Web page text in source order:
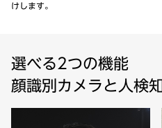
けします。
選べる2つの機能
顔識別カメラと 人検